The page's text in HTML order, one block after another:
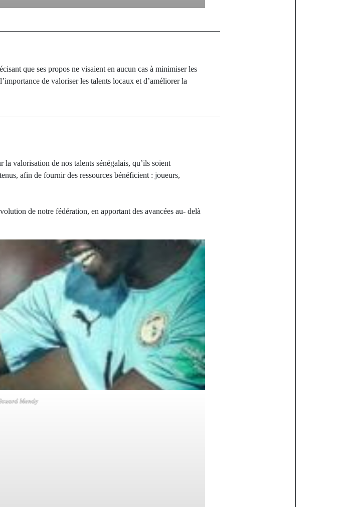
que ses propos ne visaient en aucun cas à minimiser les
de valoriser les talents locaux et d’améliorer la
valorisation de nos talents sénégalais, qu’ils soient
afin de fournir des ressources bénéficient : joueurs,
de notre fédération, en apportant des avancées au- delà
Mendy